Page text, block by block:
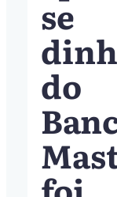
se
do